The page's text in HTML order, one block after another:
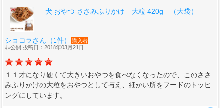
犬 おやつ ささみふりかけ 大粒 420g （大袋）
ショコラさん（1件）
購入者
非公開 投稿日：2018年03月21日
１１才になり硬くて大きいおやつを食べなくなったので、このささ
みふりかけの大粒をおやつとして与え、細かい所をフードのトッピ
ングにしています。